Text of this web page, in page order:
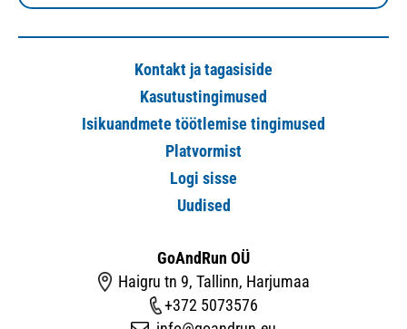
Kontakt ja tagasiside
Kasutustingimused
Isikuandmete töötlemise tingimused
Platvormist
Logi sisse
Uudised
GoAndRun OÜ
Haigru tn 9, Tallinn, Harjumaa
+372 5073576